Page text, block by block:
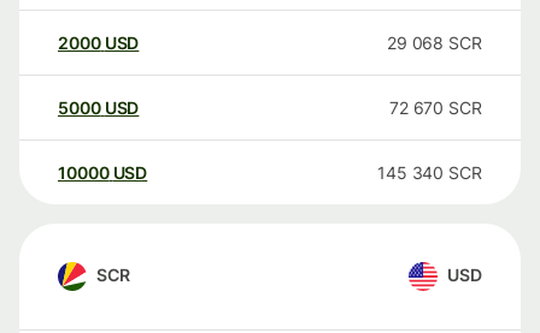
2000 USD 29 068 SCR
5000 USD 72 670 SCR
10000 USD 145 340 SCR
SCR USD